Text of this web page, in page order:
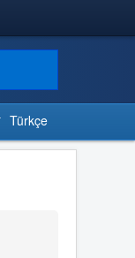
Türkçe